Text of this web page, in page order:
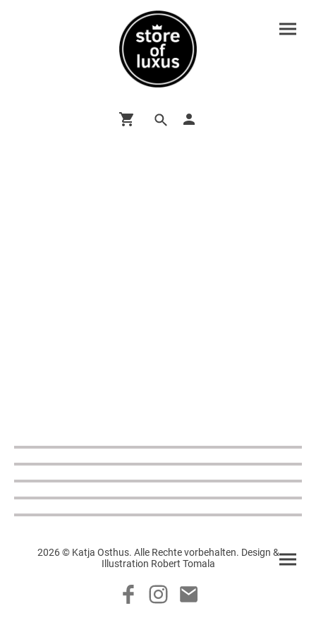
2026 © Katja Osthus. Alle Rechte vorbehalten. Design &
Illustration Robert Tomala